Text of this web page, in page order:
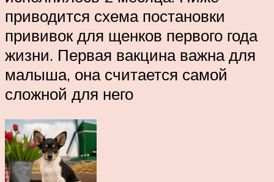
приводится схема постановки
прививок для щенков первого года
жизни. Первая вакцина важна для
малыша, она считается самой
сложной для него